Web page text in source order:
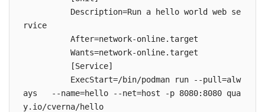
rvice
          After=network-online.target
          Wants=network-online.target
ays   --name=hello --net=host -p 8080:8080 qua
y.io/cverna/hello